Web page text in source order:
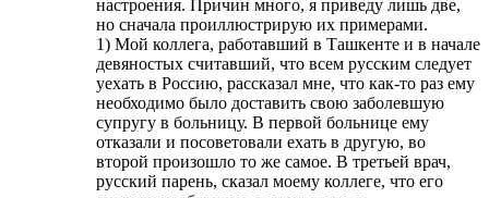
настроения. Причин много, я приведу лишь две,
но сначала проиллюстрирую их примерами.
1) Мой коллега, работавший в Ташкенте и в начале
девяностых считавший, что всем русским следует
уехать в Россию, рассказал мне, что как-то раз ему
необходимо было доставить свою заболевшую
супругу в больницу. В первой больнице ему
отказали и посоветовали ехать в другую, во
второй произошло то же самое. В третьей врач,
русский парень, сказал моему коллеге, что его